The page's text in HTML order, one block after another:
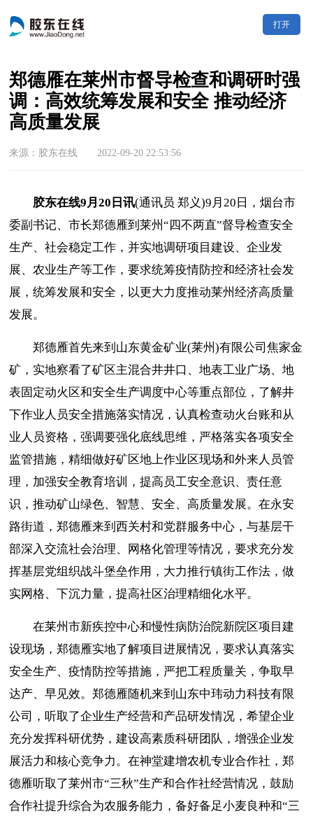
打开
郑德雁在莱州市督导检查和调研时强
调：高效统筹发展和安全 推动经济
高质量发展
来源：胶东在线 2022-09-20 22:53:56
胶东在线9月20日讯(通讯员 郑义)9月20日，烟台市
委副书记、市长郑德雁到莱州“四不两直”督导检查安全
生产、社会稳定工作，并实地调研项目建设、企业发
展、农业生产等工作，要求统筹疫情防控和经济社会发
展，统筹发展和安全，以更大力度推动莱州经济高质量
发展。
郑德雁首先来到山东黄金矿业(莱州)有限公司焦家金
矿，实地察看了矿区主混合井井口、地表工业广场、地
表固定动火区和安全生产调度中心等重点部位，了解井
下作业人员安全措施落实情况，认真检查动火台账和从
业人员资格，强调要强化底线思维，严格落实各项安全
监管措施，精细做好矿区地上作业区现场和外来人员管
理，加强安全教育培训，提高员工安全意识、责任意
识，推动矿山绿色、智慧、安全、高质量发展。在永安
路街道，郑德雁来到西关村和党群服务中心，与基层干
部深入交流社会治理、网格化管理等情况，要求充分发
挥基层党组织战斗堡垒作用，大力推行镇街工作法，做
实网格、下沉力量，提高社区治理精细化水平。
在莱州市新疾控中心和慢性病防治院新院区项目建
设现场，郑德雁实地了解项目进展情况，要求认真落实
安全生产、疫情防控等措施，严把工程质量关，争取早
达产、早见效。郑德雁随机来到山东中玮动力科技有限
公司，听取了企业生产经营和产品研发情况，希望企业
充分发挥科研优势，建设高素质科研团队，增强企业发
展活力和核心竞争力。在神堂建增农机专业合作社，郑
德雁听取了莱州市“三秋”生产和合作社经营情况，鼓励
合作社提升综合为农服务能力，备好备足小麦良种和“三